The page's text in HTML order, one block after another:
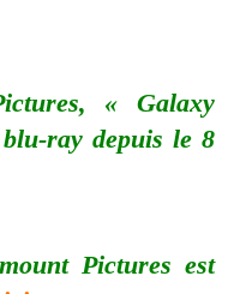
« Galaxy
ray depuis le 8
Pictures est